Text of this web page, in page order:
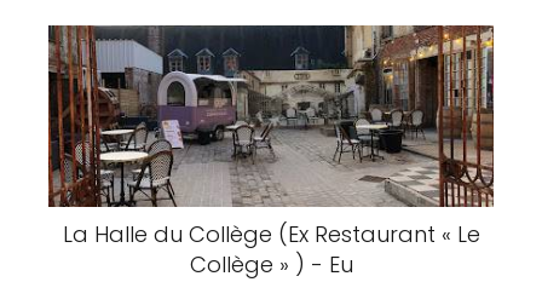
La Halle du Collège (Ex Restaurant « Le
Collège » ) - Eu